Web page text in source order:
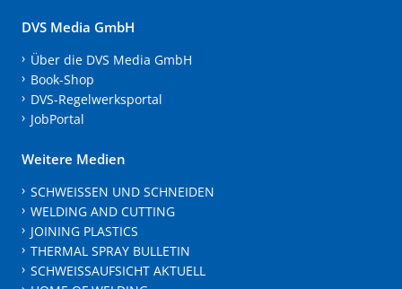
DVS Media GmbH
Über die DVS Media GmbH
Book-Shop
DVS-Regelwerksportal
JobPortal
Weitere Medien
SCHWEISSEN UND SCHNEIDEN
WELDING AND CUTTING
JOINING PLASTICS
THERMAL SPRAY BULLETIN
SCHWEISSAUFSICHT AKTUELL